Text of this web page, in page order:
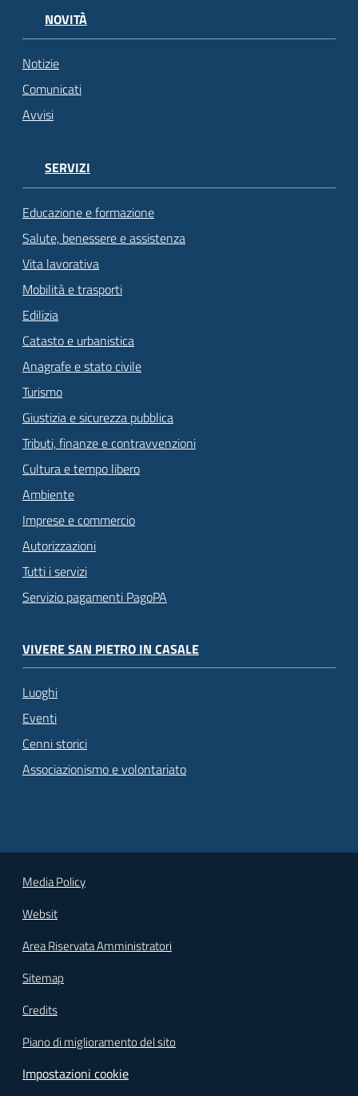
NOVITÀ
Notizie
Comunicati
Avvisi
SERVIZI
Educazione e formazione
Salute, benessere e assistenza
Vita lavorativa
Mobilità e trasporti
Edilizia
Catasto e urbanistica
Anagrafe e stato civile
Turismo
Giustizia e sicurezza pubblica
Tributi, finanze e contravvenzioni
Cultura e tempo libero
Ambiente
Imprese e commercio
Autorizzazioni
Tutti i servizi
Servizio pagamenti PagoPA
VIVERE SAN PIETRO IN CASALE
Luoghi
Eventi
Cenni storici
Associazionismo e volontariato
Media Policy
Websit
Area Riservata Amministratori
Sitemap
Credits
Piano di miglioramento del sito
Impostazioni cookie